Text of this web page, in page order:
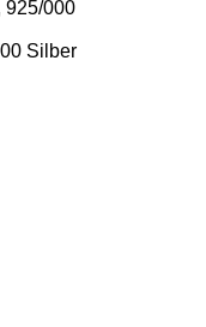
925/000
Silber